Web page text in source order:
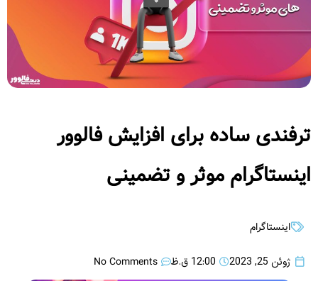
ترفندی ساده برای افزایش فالوور
اینستاگرام موثر و تضمینی
اینستاگرام
ژوئن 25, 2023 12:00 ق.ظ No Comments